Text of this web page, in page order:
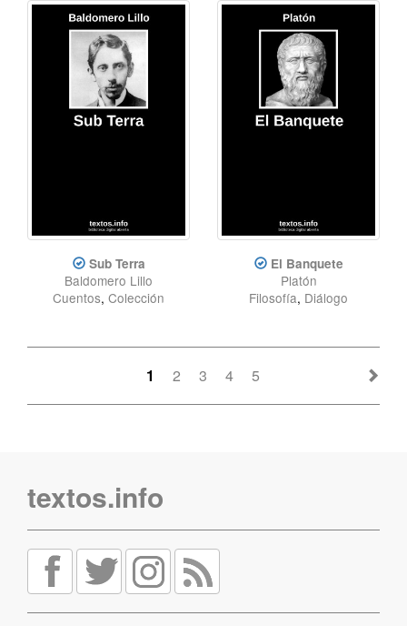
Sub Terra
Baldomero Lillo
Cuentos, Colección
El Banquete
Platón
Filosofía, Diálogo
1 2 3 4 5
textos.info